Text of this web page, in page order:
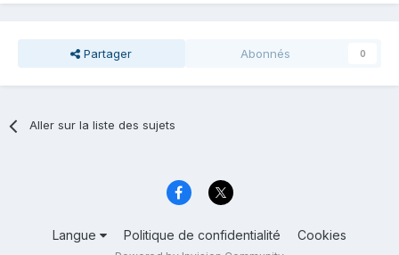
Partager Abonnés 0
Aller sur la liste des sujets
Langue Politique de confidentialité Cookies